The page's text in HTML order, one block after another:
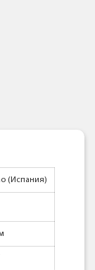
(Испания)